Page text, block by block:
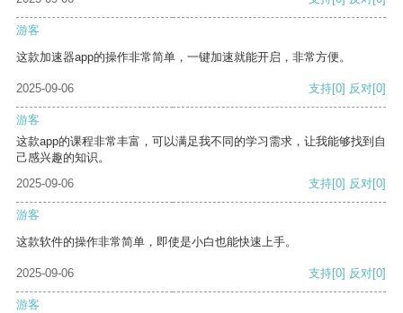
游客
这款加速器app的操作非常简单，一键加速就能开启，非常方便。
2025-09-06 支持[0] 反对[0]
游客
这款app的课程非常丰富，可以满足我不同的学习需求，让我能够找到自
己感兴趣的知识。
2025-09-06
支持[0] 反对[0]
游客
这款软件的操作非常简单，即使是小白也能快速上手。
2025-09-06 支持[0] 反对[0]
游客